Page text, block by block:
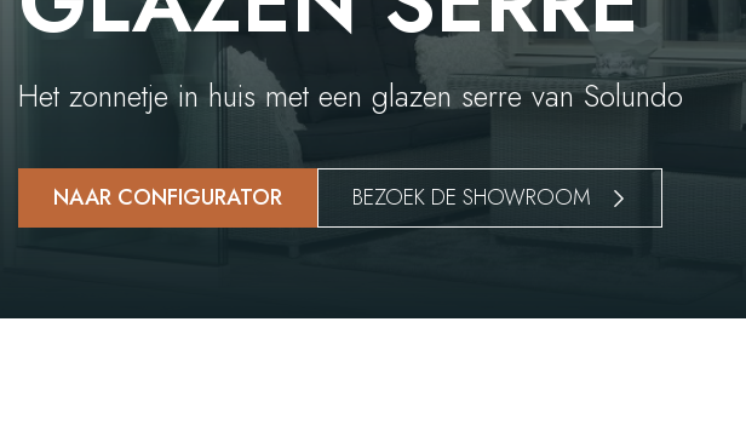
Het zonnetje in huis met een glazen serre van Solundo
NAAR CONFIGURATOR BEZOEK DE SHOWROOM